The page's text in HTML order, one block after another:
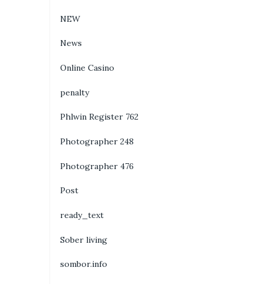
NEW
News
Online Casino
penalty
Phlwin Register 762
Photographer 248
Photographer 476
Post
ready_text
Sober living
sombor.info